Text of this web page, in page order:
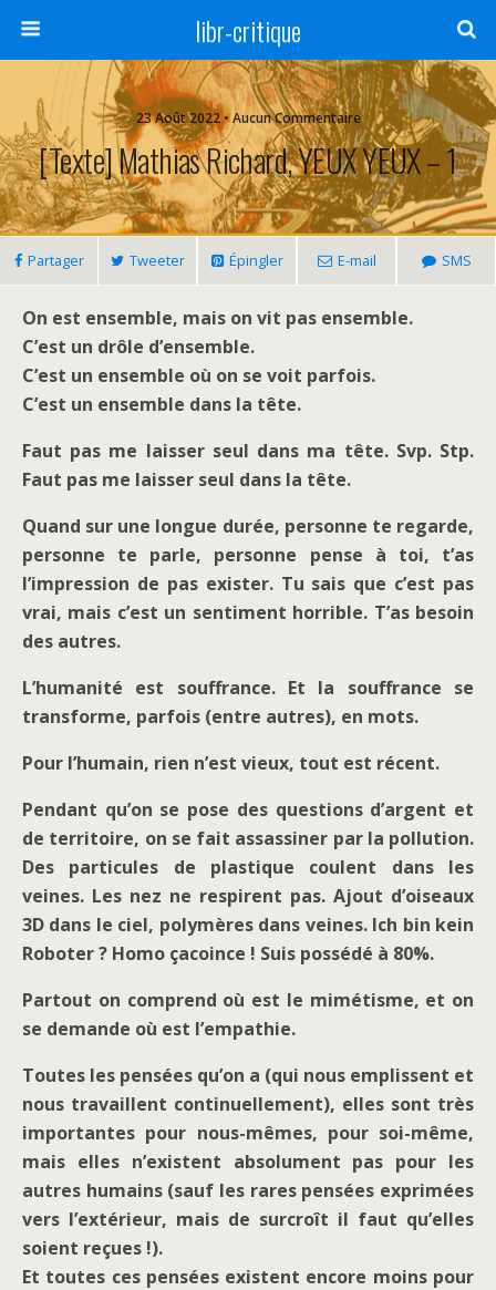
libr-critique
23 Août 2022 • Aucun Commentaire
[Texte] Mathias Richard, YEUX YEUX – 1
Partager Tweeter Épingler E-mail SMS
On est ensemble, mais on vit pas ensemble.
C’est un drôle d’ensemble.
C’est un ensemble où on se voit parfois.
C’est un ensemble dans la tête.
Faut pas me laisser seul dans ma tête. Svp. Stp.
Faut pas me laisser seul dans la tête.
Quand sur une longue durée, personne te regarde,
personne te parle, personne pense à toi, t’as
l’impression de pas exister. Tu sais que c’est pas
vrai, mais c’est un sentiment horrible. T’as besoin
des autres.
L’humanité est souffrance. Et la souffrance se
transforme, parfois (entre autres), en mots.
Pour l’humain, rien n’est vieux, tout est récent.
Pendant qu’on se pose des questions d’argent et
de territoire, on se fait assassiner par la pollution.
Des particules de plastique coulent dans les
veines. Les nez ne respirent pas. Ajout d’oiseaux
3D dans le ciel, polymères dans veines. Ich bin kein
Roboter ? Homo çacoince ! Suis possédé à 80%.
Partout on comprend où est le mimétisme, et on
se demande où est l’empathie.
Toutes les pensées qu’on a (qui nous emplissent et
nous travaillent continuellement), elles sont très
importantes pour nous-mêmes, pour soi-même,
mais elles n’existent absolument pas pour les
autres humains (sauf les rares pensées exprimées
vers l’extérieur, mais de surcroît il faut qu’elles
soient reçues !).
Et toutes ces pensées existent encore moins pour